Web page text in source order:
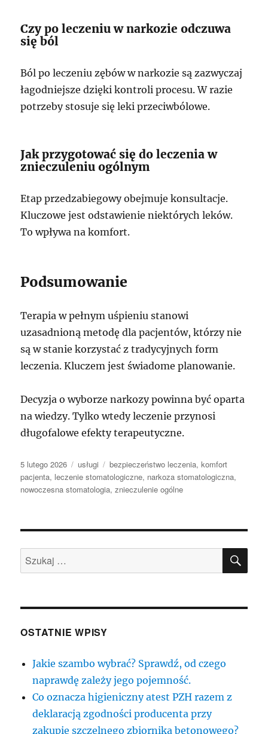
Czy po leczeniu w narkozie odczuwa
się ból
Ból po leczeniu zębów w narkozie są zazwyczaj
łagodniejsze dzięki kontroli procesu. W razie
potrzeby stosuje się leki przeciwbólowe.
Jak przygotować się do leczenia w
znieczuleniu ogólnym
Etap przedzabiegowy obejmuje konsultacje.
Kluczowe jest odstawienie niektórych leków.
To wpływa na komfort.
Podsumowanie
Terapia w pełnym uśpieniu stanowi
uzasadnioną metodę dla pacjentów, którzy nie
są w stanie korzystać z tradycyjnych form
leczenia. Kluczem jest świadome planowanie.
Decyzja o wyborze narkozy powinna być oparta
na wiedzy. Tylko wtedy leczenie przynosi
długofalowe efekty terapeutyczne.
Data
publikacji
5 lutego 2026 Kategorie
usługi Tagi
bezpieczeństwo leczenia,komfort
pacjenta, leczenie stomatologiczne, narkoza stomatologiczna,
nowoczesna stomatologia,znieczulenie ogólne
Szukaj:
OSTATNIE WPISY
Jakie szambo wybrać? Sprawdź, od czego
naprawdę zależy jego pojemność.
Co oznacza higieniczny atest PZH razem z
deklaracją zgodności producenta przy
zakupie szczelnego zbiornika betonowego?